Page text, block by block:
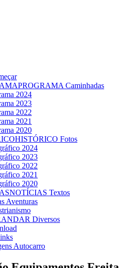
PROGRAMA Caminhadas
2024
2023
2022
2021
2020
HISTÓRICO Fotos
2024
2023
2022
2021
2020
NOTÍCIAS Textos
Aventuras
ANDAR Diversos
Autocarro